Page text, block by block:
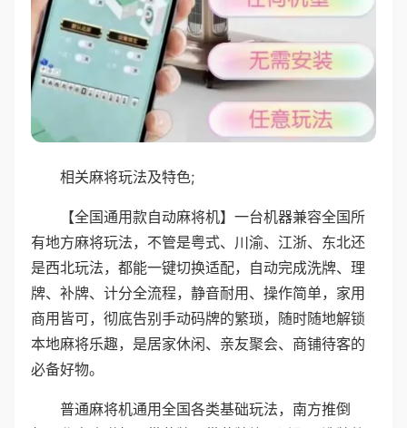
相关麻将玩法及特色;
【全国通用款自动麻将机】一台机器兼容全国所
有地方麻将玩法，不管是粤式、川渝、江浙、东北还
是西北玩法，都能一键切换适配，自动完成洗牌、理
牌、补牌、计分全流程，静音耐用、操作简单，家用
商用皆可，彻底告别手动码牌的繁琐，随时随地解锁
本地麻将乐趣，是居家休闲、亲友聚会、商铺待客的
必备好物。
普通麻将机通用全国各类基础玩法，南方推倒